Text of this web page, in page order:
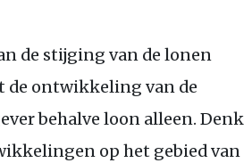
de stijging van de lonen
de ontwikkeling van de
behalve loon alleen. Denk
op het gebied van